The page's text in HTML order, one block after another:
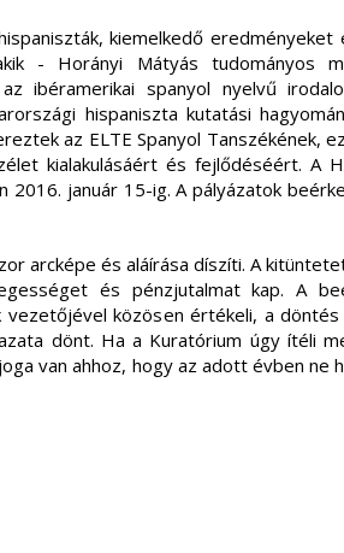
kiemelkedő
- Horányi Mátyás tudományos
ibéramerikai spanyol nyelvű
hispaniszta kutatási
az ELTE Spanyol Tanszékének,
kialakulásáért és fejlődéséért. A
január 15-ig. A pályázatok
arcképe és aláírása díszíti. A
és pénzjutalmat kap. A
vezetőjével közösen értékeli, a
dönt. Ha a Kuratórium úgy ítéli
van ahhoz, hogy az adott évben